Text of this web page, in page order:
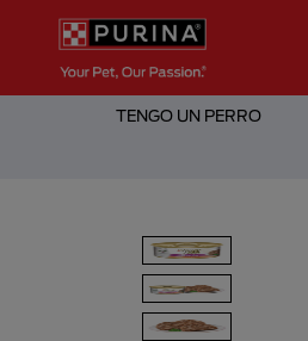
Pasar al contenido principal
Menú Secundario Purina
Menú Principal Purina
TENGO UN PERRO